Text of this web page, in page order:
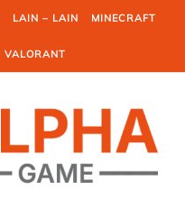
LAIN – LAIN MINECRAFT
VALORANT